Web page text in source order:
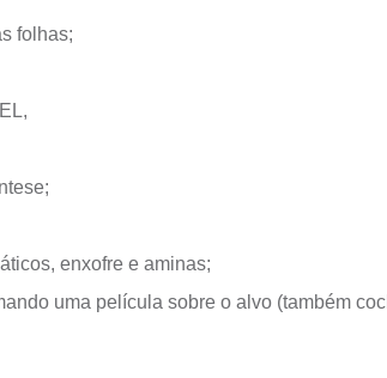
folhas;
enxofre e aminas;
uma película sobre o alvo (também